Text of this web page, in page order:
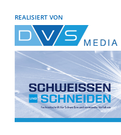
REALISIERT VON